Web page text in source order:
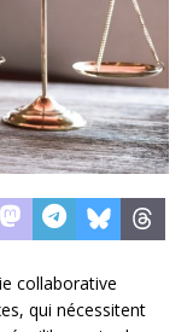
collaborative
qui nécessitent